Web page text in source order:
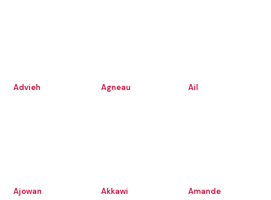
Advieh Agneau Ail
Ajowan Akkawi Amande